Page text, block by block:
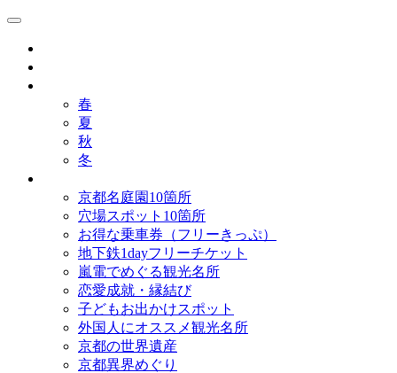
春
夏
秋
冬
京都名庭園10箇所
穴場スポット10箇所
お得な乗車券（フリーきっぷ）
地下鉄1dayフリーチケット
嵐電でめぐる観光名所
恋愛成就・縁結び
子どもお出かけスポット
外国人にオススメ観光名所
京都の世界遺産
京都異界めぐり